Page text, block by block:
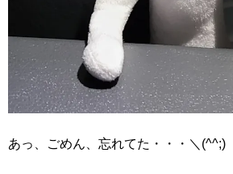
あっ、ごめん、忘れてた・・・＼(^^;)ゞ